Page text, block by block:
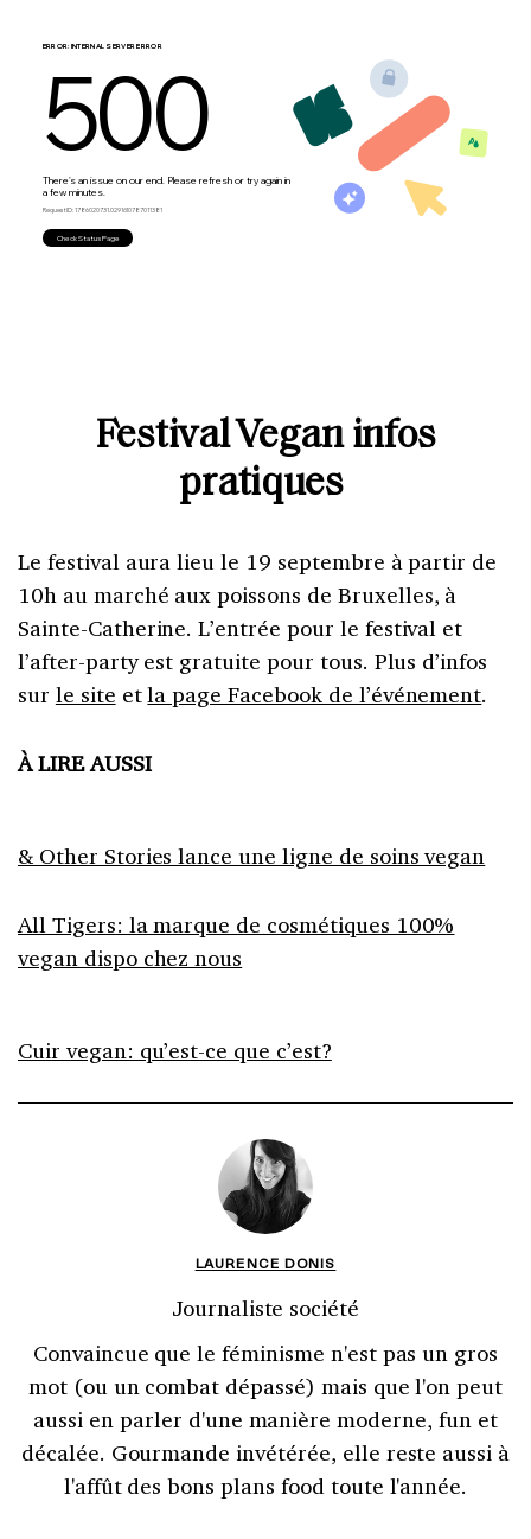
Festival Vegan infos
pratiques
Le festival aura lieu le 19 septembre à partir de
10h au marché aux poissons de Bruxelles, à
Sainte-Catherine. L’entrée pour le festival et
l’after-party est gratuite pour tous. Plus d’infos
sur le site etla page Facebook de l’événement.
À LIRE AUSSI
& Other Stories lance une ligne de soins vegan
All Tigers: la marque de cosmétiques 100%
vegan dispo chez nous
Cuir vegan: qu’est-ce que c’est?
LAURENCE DONIS
Journaliste société
Convaincue que le féminisme n'est pas un gros
mot (ou un combat dépassé) mais que l'on peut
aussi en parler d'une manière moderne, fun et
décalée. Gourmande invétérée, elle reste aussi à
l'affût des bons plans food toute l'année.